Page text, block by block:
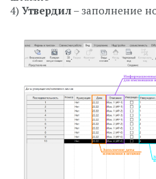
4) Утвердил – заполнение